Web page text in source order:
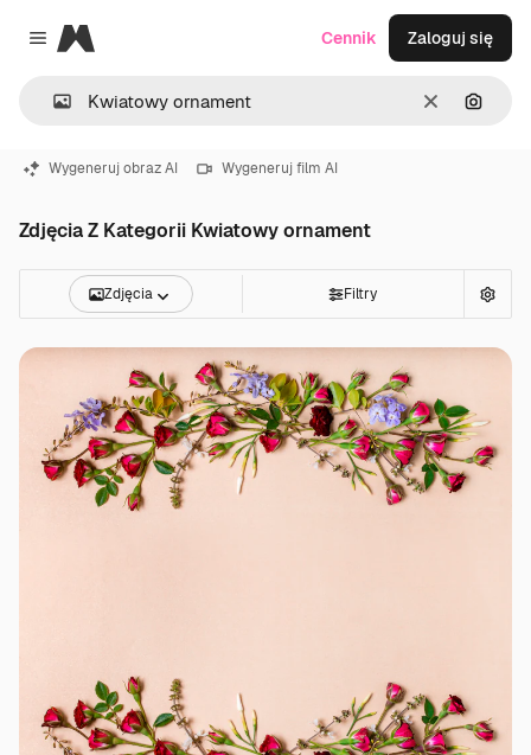
Close menu
Magnific
WyczyśćSzukaj
Cennik Zaloguj się
Wygeneruj obraz AI Wygeneruj film AI
Zdjęcia Z Kategorii Kwiatowy ornament
Zdjęcia Filtry